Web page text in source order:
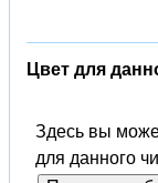
Цвет для
Здесь вы
для данного